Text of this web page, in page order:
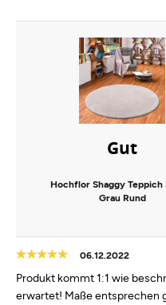
Gut
Hochflor Shaggy Teppich
Grau Rund
06.12.2022
Produkt kommt 1:1 wie
erwartet! Maße entsprechen